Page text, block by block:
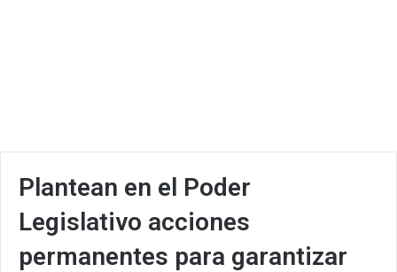
Plantean en el Poder
Legislativo acciones
permanentes para garantizar